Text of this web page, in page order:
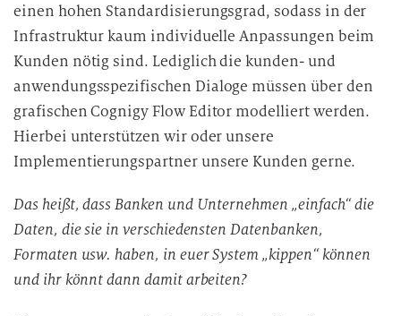
einen hohen Standardisierungsgrad, sodass in der
Infrastruktur kaum individuelle Anpassungen beim
Kunden nötig sind. Lediglich die kunden- und
anwendungsspezifischen Dialoge müssen über den
grafischen Cognigy Flow Editor modelliert werden.
Hierbei unterstützen wir oder unsere
Implementierungspartner unsere Kunden gerne.
Das heißt, dass Banken und Unternehmen „einfach“ die
Daten, die sie in verschiedensten Datenbanken,
Formaten usw. haben, in euer System „kippen“ können
und ihr könnt dann damit arbeiten?